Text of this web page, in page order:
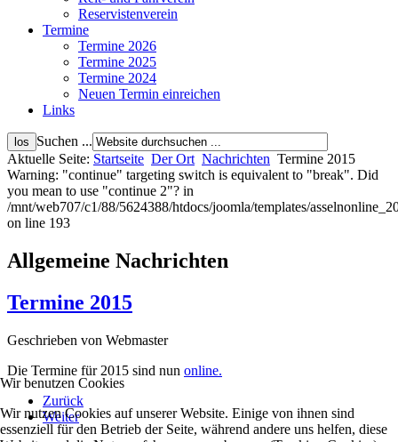
Reservistenverein
Termine
Termine 2026
Termine 2025
Termine 2024
Neuen Termin einreichen
Links
Suchen ...
Aktuelle Seite: Startseite Der Ort Nachrichten Termine 2015
Warning: "continue" targeting switch is equivalent to "break". Did
you mean to use "continue 2"? in
/mnt/web707/c1/88/5624388/htdocs/joomla/templates/
on line 193
Allgemeine Nachrichten
Termine 2015
Geschrieben von Webmaster
Die Termine für 2015 sind nun online.
Zurück
Weiter
Wir benutzen Cookies
Wir nutzen Cookies auf unserer Website. Einige von ihnen sind
essenziell für den Betrieb der Seite, während andere uns helfen, diese